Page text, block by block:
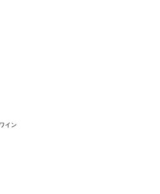
イン